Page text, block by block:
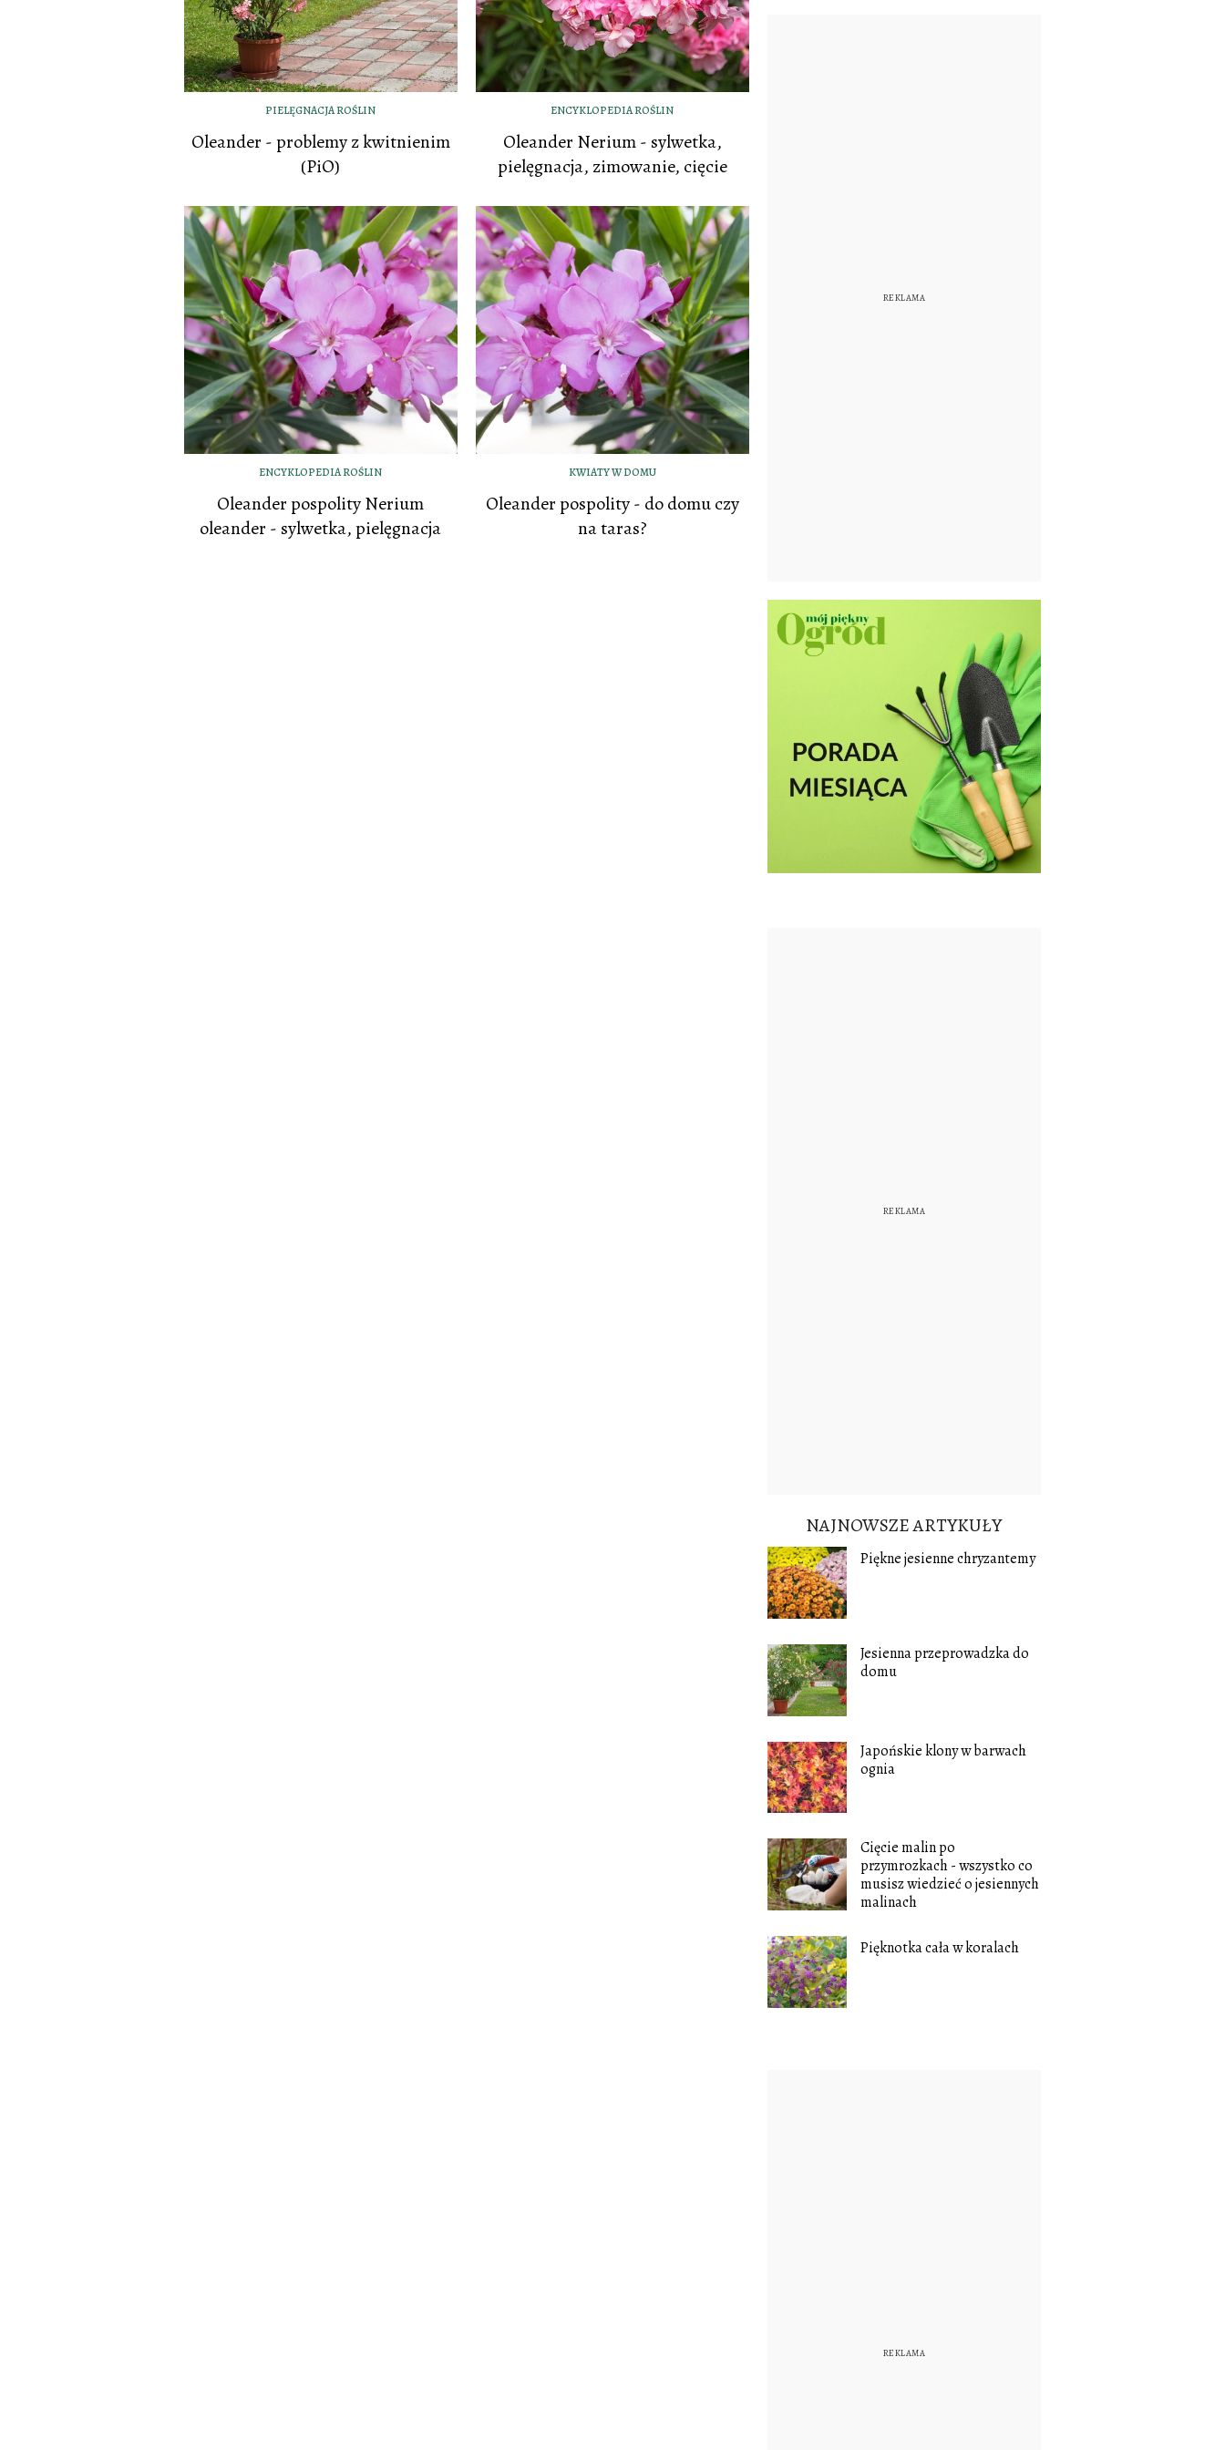
PIELĘGNACJA ROŚLIN
Oleander - problemy z kwitnienim
(PiO)
ENCYKLOPEDIA ROŚLIN
Oleander Nerium - sylwetka,
pielęgnacja, zimowanie, cięcie
ENCYKLOPEDIA ROŚLIN
Oleander pospolity Nerium
oleander - sylwetka, pielęgnacja
KWIATY W DOMU
Oleander pospolity - do domu czy
na taras?
NAJNOWSZE ARTYKUŁY
Piękne jesienne chryzantemy
Jesienna przeprowadzka do
domu
Japońskie klony w barwach
ognia
Cięcie malin po
przymrozkach - wszystko co
musisz wiedzieć o jesiennych
malinach
Pięknotka cała w koralach